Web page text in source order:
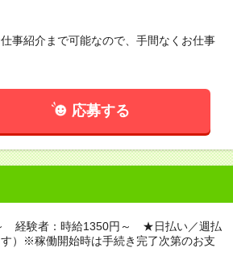
事紹介まで可能なので、手間なくお仕事
応募する
経験者：時給1350円～ ★日払い／週払
）※稼働開始時は手続き完了次第のお支